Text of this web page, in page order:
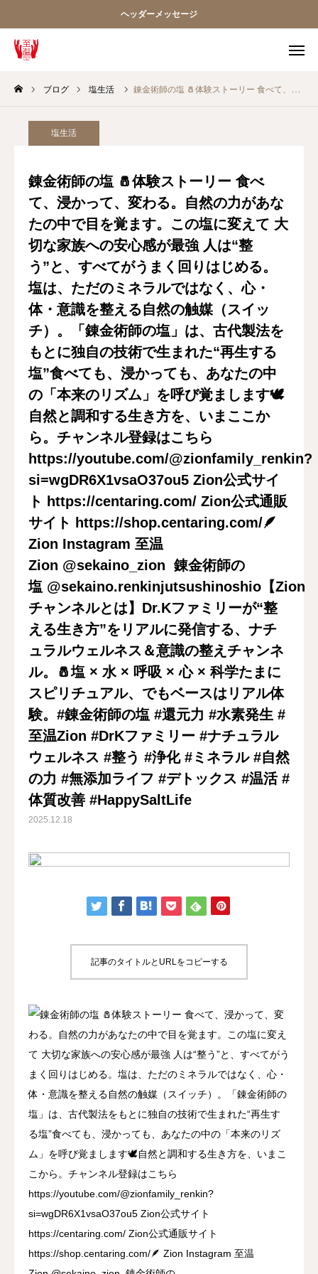
ヘッダーメッセージ
ブログ 塩生活 錬金術師の塩 🧂️体験ストーリー️ 食べて、浸かって、変わる。自然の力があなたの中で目を覚ます。この塩に変えて 大切な家族への安心感が最強️ 人は“整う”と、すべてがうまく回りはじめる。塩は、ただのミネラルではなく、心・体・意識を整える自然の触媒（スイッチ）。「錬金術師の塩」は、古代製法をもとに独自の技術で生まれた“再生する塩”食べても、浸かっても、あなたの中の「本来のリズム」を呼び覚まします🕊️自然と調和する生き方を、いまここから。チャンネル登録はこちら️https://youtube.com/@zionfamily_renkin?si=wgDR6X1vsaO37ou5 Zion公式サイト https://centaring.com/ Zion公式通販サイト https://shop.centaring.com/🪶 Zion Instagram 至温Zion @sekaino_zion 錬金術師の塩 @sekaino.renkinjutsushinoshio【Zionチャンネルとは】Dr.Kファミリーが“整える生き方”をリアルに発信する、ナチュラルウェルネス＆意識の整えチャンネル。🧂塩 × 水 × 呼吸 × 心 × 科学たまにスピリチュアル、でもベースはリアル体験。#錬金術師の塩 #還元力 #水素発生 #至温Zion #DrKファミリー #ナチュラルウェルネス #整う #浄化 #ミネラル #自然の力 #無添加ライフ #デトックス #温活 #体質改善 #HappySaltLife
塩生活
錬金術師の塩 🧂️体験ストーリー️ 食べ
て、浸かって、変わる。自然の力があな
たの中で目を覚ます。この塩に変えて 大
切な家族への安心感が最強️ 人は“整
う”と、すべてがうまく回りはじめる。
塩は、ただのミネラルではなく、心・
体・意識を整える自然の触媒（スイッ
チ）。「錬金術師の塩」は、古代製法を
もとに独自の技術で生まれた“再生する
塩”食べても、浸かっても、あなたの中
の「本来のリズム」を呼び覚まします🕊️
自然と調和する生き方を、いまここか
ら。チャンネル登録はこちら️
https://youtube.com/@zionfamily_renkin?
si=wgDR6X1vsaO37ou5 Zion公式サイ
ト https://centaring.com/ Zion公式通販
サイト https://shop.centaring.com/🪶
Zion Instagram 至温
Zion @sekaino_zion 錬金術師の
塩 @sekaino.renkinjutsushinoshio【Zion
チャンネルとは】Dr.Kファミリーが“整
える生き方”をリアルに発信する、ナチ
ュラルウェルネス＆意識の整えチャンネ
ル。🧂塩 × 水 × 呼吸 × 心 × 科学たまに
スピリチュアル、でもベースはリアル体
験。#錬金術師の塩 #還元力 #水素発生 #
至温Zion #DrKファミリー #ナチュラル
ウェルネス #整う #浄化 #ミネラル #自然
の力 #無添加ライフ #デトックス #温活 #
体質改善 #HappySaltLife
2025.12.18
記事のタイトルとURLをコピーする
Instagram Facebook
Twitter
MAP Contact
TOP
至温について
錬金術師の塩
BIO salt®“錆びない身体”をつくる新時代の塩
お問い合わせ
blog